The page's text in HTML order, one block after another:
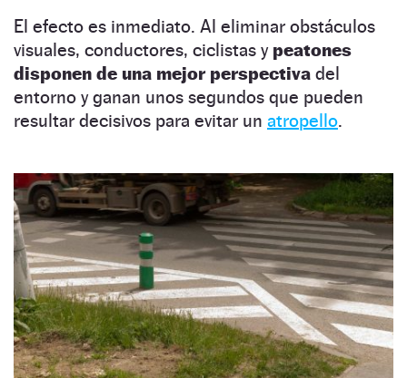
El efecto es inmediato. Al eliminar obstáculos
visuales, conductores, ciclistas y peatones
disponen de una mejor perspectiva del
entorno y ganan unos segundos que pueden
resultar decisivos para evitar un atropello.